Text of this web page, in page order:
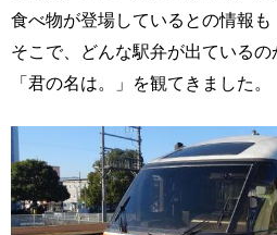
食べ物が登場しているとの情報も
そこで、どんな駅弁が出ている
「君の名は。」を観てきました。